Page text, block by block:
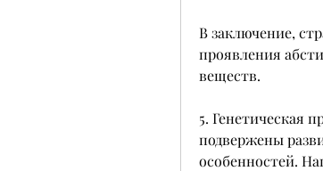
В заключение,
проявления
веществ.
5. Генетическая
подвержены
особенностей.